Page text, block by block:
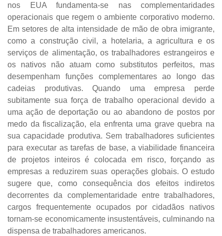
nos EUA fundamenta-se nas complementaridades
operacionais que regem o ambiente corporativo moderno.
Em setores de alta intensidade de mão de obra imigrante,
como a construção civil, a hotelaria, a agricultura e os
serviços de alimentação, os trabalhadores estrangeiros e
os nativos não atuam como substitutos perfeitos, mas
desempenham funções complementares ao longo das
cadeias produtivas. Quando uma empresa perde
subitamente sua força de trabalho operacional devido a
uma ação de deportação ou ao abandono de postos por
medo da fiscalização, ela enfrenta uma grave quebra na
sua capacidade produtiva. Sem trabalhadores suficientes
para executar as tarefas de base, a viabilidade financeira
de projetos inteiros é colocada em risco, forçando as
empresas a reduzirem suas operações globais. O estudo
sugere que, como consequência dos efeitos indiretos
decorrentes da complementaridade entre trabalhadores,
cargos frequentemente ocupados por cidadãos nativos
tornam-se economicamente insustentáveis, culminando na
dispensa de trabalhadores americanos.